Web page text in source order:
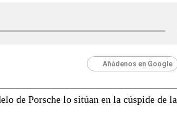
Añádenos en Google
de Porsche lo sitúan en la cúspide de la